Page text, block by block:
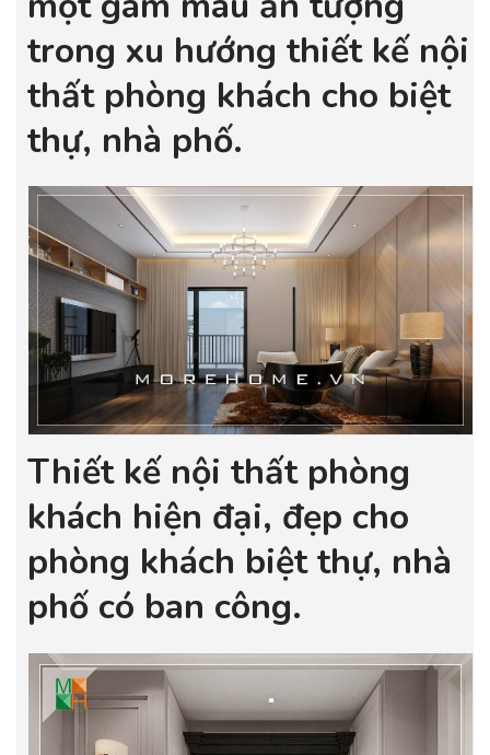
trong xu hướng thiết kế nội
thất phòng khách cho biệt
thự, nhà phố.
Thiết kế nội thất phòng
khách hiện đại, đẹp cho
phòng khách biệt thự, nhà
phố có ban công.